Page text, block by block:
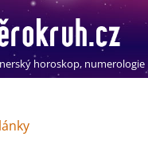
horoskop, numerologie